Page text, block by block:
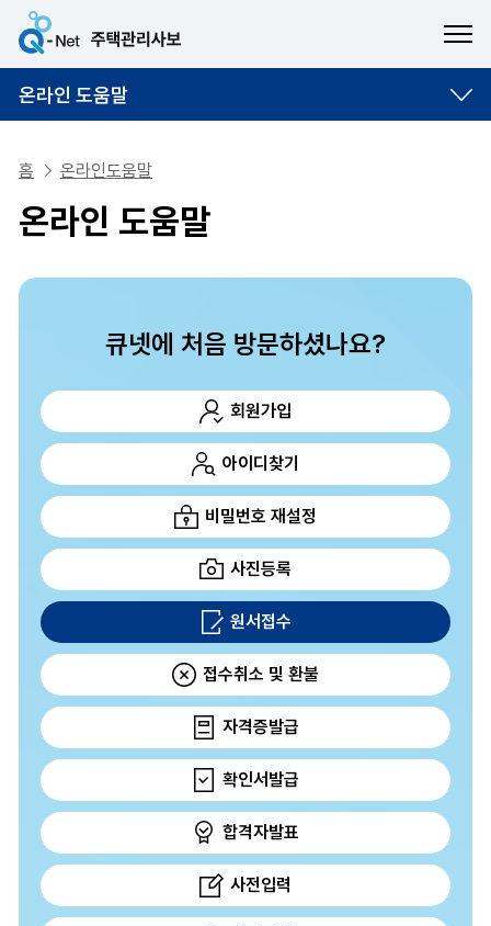
온라인 도움말
홈 온라인도움말
온라인 도움말
큐넷에 처음 방문하셨나요?
회원가입
아이디찾기
비밀번호 재설정
사진등록
원서접수
접수취소 및 환불
자격증발급
확인서발급
합격자발표
사전입력